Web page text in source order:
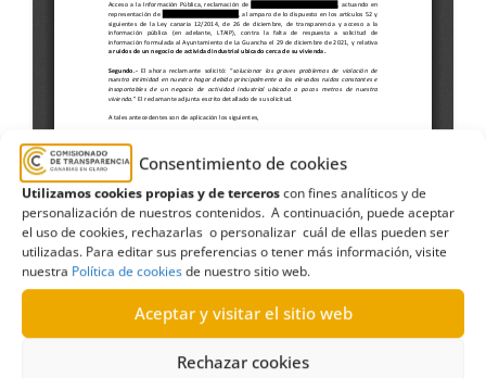
Consentimiento de cookies
Utilizamos cookies propias y de terceroscon fines analíticos y de
personalización de nuestros contenidos. A continuación, puede aceptar
el uso de cookies, rechazarlas o personalizar cuál de ellas pueden ser
utilizadas. Para editar sus preferencias o tener más información, visite
nuestra Política de cookiesde nuestro sitio web.
Aceptar y visitar el sitio web
Rechazar cookies